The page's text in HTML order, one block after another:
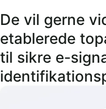
De vil gerne
etablerede
til sikre e-